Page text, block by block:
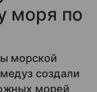
моря по
морской
создали
морей